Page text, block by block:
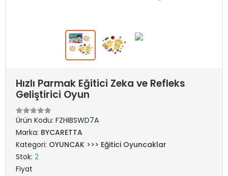
Hızlı Parmak Eğitici Zeka ve Refleks
Geliştirici Oyun
Ürün Kodu: FZHIBSWD7A
Marka: BYCARETTA
Kategori: OYUNCAK >>> Eğitici Oyuncaklar
Stok: 2
Fiyat